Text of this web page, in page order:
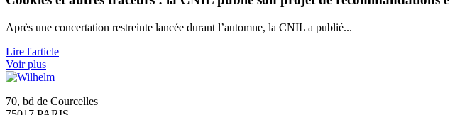
Après une concertation restreinte lancée durant l’automne, la CNIL a publié...
Lire l'article
Voir plus
70, bd de Courcelles